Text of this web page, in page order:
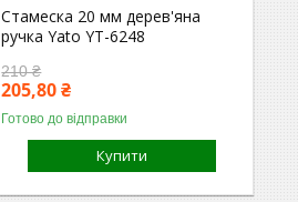
Стамеска 20 мм дерев'яна
ручка Yato YT-6248
210 ₴
205,80 ₴
Готово до відправки
Купити